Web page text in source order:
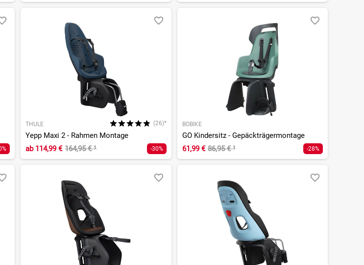
THULE (26)*
Yepp Maxi 2 - Rahmen Montage
ab114,99 € 164,95 €¹ -30%
BOBIKE
GO Kindersitz - Gepäckträgermontage
61,99 € 86,95 €¹ -28%